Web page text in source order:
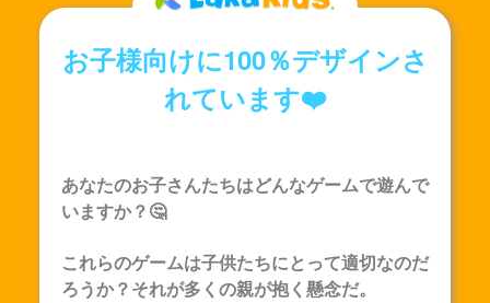
お子様向けに100％デザインさ
れています❤️
あなたのお子さんたちはどんなゲームで遊んで
いますか？🤔
これらのゲームは子供たちにとって適切なのだ
ろうか？それが多くの親が抱く懸念だ。